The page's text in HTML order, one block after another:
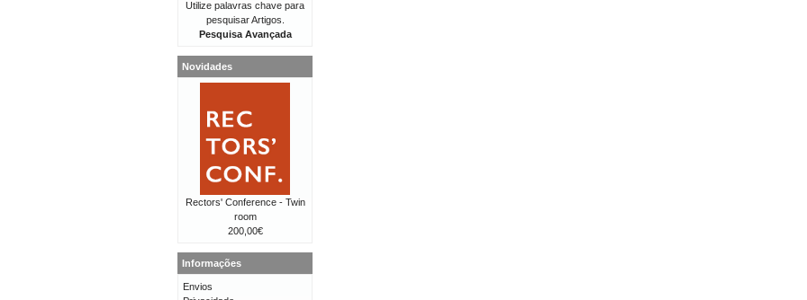
Utilize palavras chave para
pesquisar Artigos.
Pesquisa Avançada
Novidades
Rectors' Conference - Twin
room
200,00€
Informações
Envios